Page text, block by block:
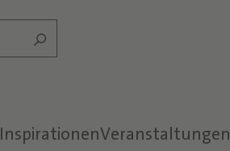
InspirationenVeranstaltungen